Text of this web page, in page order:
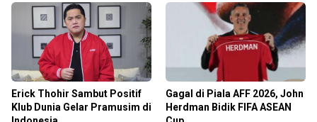
Erick Thohir Sambut Positif
Klub Dunia Gelar Pramusim di
Gagal di Piala AFF 2026, John
Herdman Bidik FIFA ASEAN